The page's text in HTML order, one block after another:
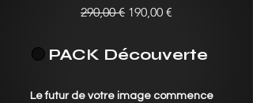
Prix original
290,00 € Prix promotionnel
190,00 €
🟢 PACK Découverte
Le futur de votre image commence